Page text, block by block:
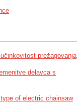
The findings of the
prežagovanja
delavca s
of electric chainsaw